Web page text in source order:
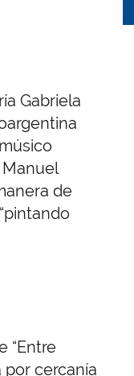
Gabriela
de
“Entre
por cercanía